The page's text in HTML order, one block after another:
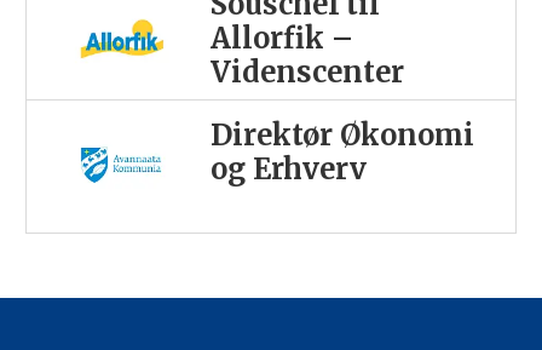
Allorfik –
Videnscenter
Direktør Økonomi
og Erhverv